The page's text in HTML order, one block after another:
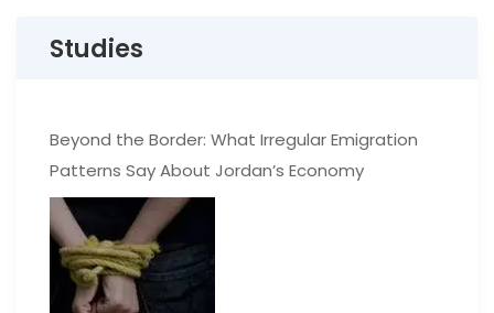
Studies
Beyond the Border: What Irregular Emigration
Patterns Say About Jordan’s Economy